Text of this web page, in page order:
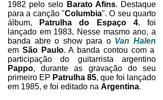
1982 pelo selo Barato Afins. Destaque
para a canção "Columbia".O seu quarto
álbum,
Patrulha do Espaço 4, foi
lançado em 1983. Nesse masmo ano, a
banda abre o show para o Van Halen
em São Paulo. A banda contou com a
participação do guitarrista argentino
Pappo, durante as gravação do seu
primeiro EP Patrulha 85, que foi lançado
em 1985, e foi editado na Argentina.